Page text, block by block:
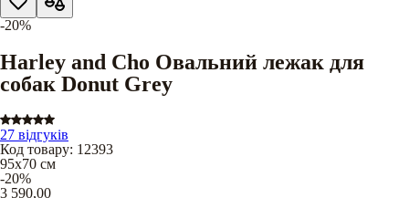
-20%
Harley and Cho Овальний лежак для
собак Donut Grey
27 відгуків
Код товару: 12393
95х70 см
-20%
3 590,00